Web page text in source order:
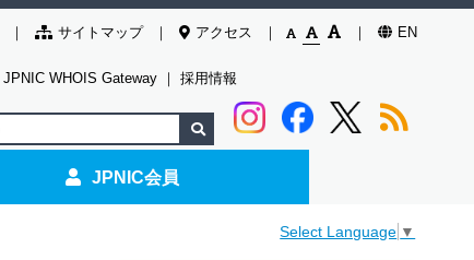
サイトマップ アクセス EN
JPNIC WHOIS Gateway ｜ 採用情報
JPNIC会員
Select Language ▼